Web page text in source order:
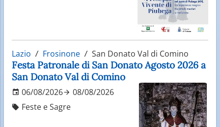
Lazio Frosinone San Donato Val di Comino
Festa Patronale di San Donato Agosto 2026 a
San Donato Val di Comino
06/08/2026
08/08/2026
Feste e Sagre